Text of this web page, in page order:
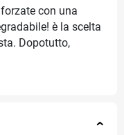
con una
è la scelta
Dopotutto,